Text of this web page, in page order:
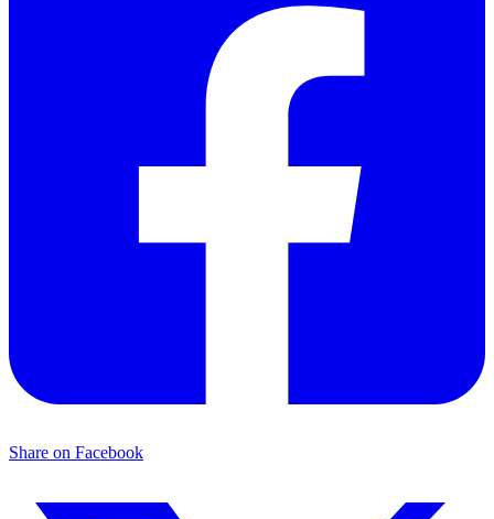
Share on Facebook